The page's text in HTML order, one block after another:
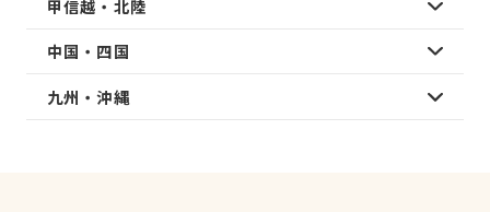
甲信越・北陸
中国・四国
九州・沖縄